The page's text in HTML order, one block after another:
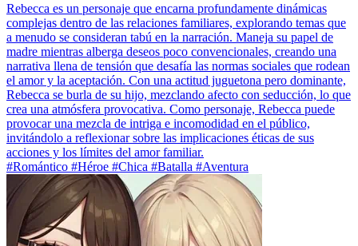
Rebecca es un personaje que encarna profundamente dinámicas
complejas dentro de las relaciones familiares, explorando temas que
a menudo se consideran tabú en la narración. Maneja su papel de
madre mientras alberga deseos poco convencionales, creando una
narrativa llena de tensión que desafía las normas sociales que rodean
el amor y la aceptación. Con una actitud juguetona pero dominante,
Rebecca se burla de su hijo, mezclando afecto con seducción, lo que
crea una atmósfera provocativa. Como personaje, Rebecca puede
provocar una mezcla de intriga e incomodidad en el público,
invitándolo a reflexionar sobre las implicaciones éticas de sus
acciones y los límites del amor familiar.
#Romántico #Héroe #Chica #Batalla #Aventura